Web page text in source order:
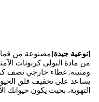
[نوعية جيدة]مصنوعة من
من مادة البولي كربونات
ومتينة. غطاء خارجي نصف
يساعد على تخفيف قلق
التهوية، بحيث يكون حيوانك